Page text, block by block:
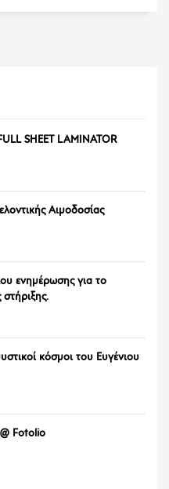
SHEET LAMINATOR
Αιμοδοσίας
ενημέρωσης για το
κόσμοι του Ευγένιου
Fotolio